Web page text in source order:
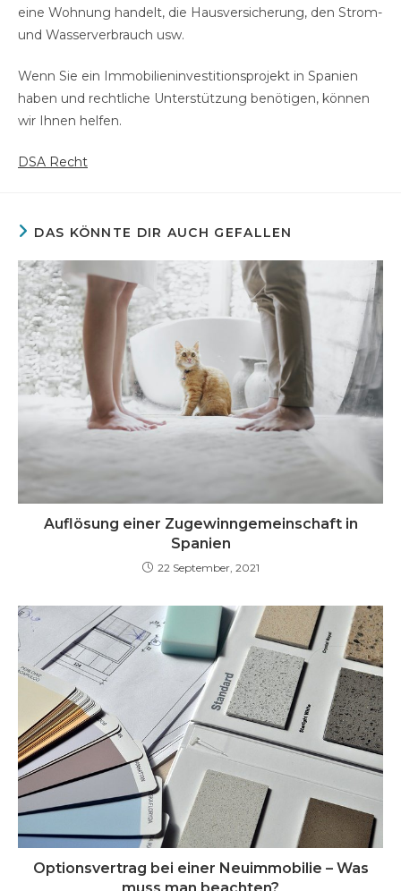
eine Wohnung handelt, die Hausversicherung, den Strom-
und Wasserverbrauch usw.
Wenn Sie ein Immobilieninvestitionsprojekt in Spanien
haben und rechtliche Unterstützung benötigen, können
wir Ihnen helfen.
DSA Recht
DAS KÖNNTE DIR AUCH GEFALLEN
Auflösung einer Zugewinngemeinschaft in
Spanien
22 September, 2021
Optionsvertrag bei einer Neuimmobilie – Was